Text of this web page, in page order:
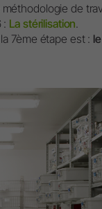
de
: La stérilisation.
7ème étape est :